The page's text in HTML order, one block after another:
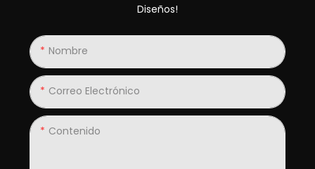
Diseños!
Nombre
Correo Electrónico
Contenido